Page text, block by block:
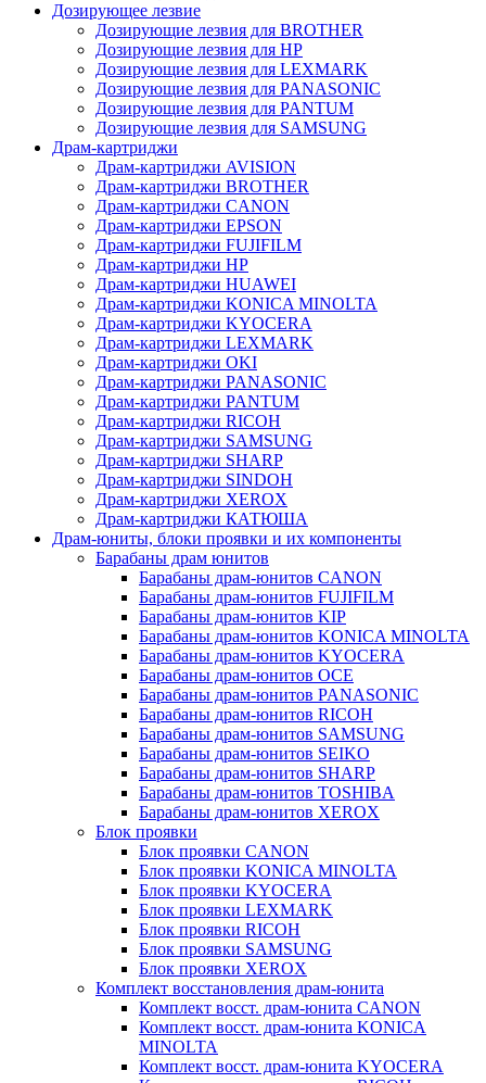
Дозирующее лезвие
Дозирующие лезвия для BROTHER
Дозирующие лезвия для HP
Дозирующие лезвия для LEXMARK
Дозирующие лезвия для PANASONIC
Дозирующие лезвия для PANTUM
Дозирующие лезвия для SAMSUNG
Драм-картриджи
Драм-картриджи AVISION
Драм-картриджи BROTHER
Драм-картриджи CANON
Драм-картриджи EPSON
Драм-картриджи FUJIFILM
Драм-картриджи HP
Драм-картриджи HUAWEI
Драм-картриджи KONICA MINOLTA
Драм-картриджи KYOCERA
Драм-картриджи LEXMARK
Драм-картриджи OKI
Драм-картриджи PANASONIC
Драм-картриджи PANTUM
Драм-картриджи RICOH
Драм-картриджи SAMSUNG
Драм-картриджи SHARP
Драм-картриджи SINDOH
Драм-картриджи XEROX
Драм-картриджи КАТЮША
Драм-юниты, блоки проявки и их компоненты
Барабаны драм юнитов
Барабаны драм-юнитов CANON
Барабаны драм-юнитов FUJIFILM
Барабаны драм-юнитов KIP
Барабаны драм-юнитов KONICA MINOLTA
Барабаны драм-юнитов KYOCERA
Барабаны драм-юнитов OCE
Барабаны драм-юнитов PANASONIC
Барабаны драм-юнитов RICOH
Барабаны драм-юнитов SAMSUNG
Барабаны драм-юнитов SEIKO
Барабаны драм-юнитов SHARP
Барабаны драм-юнитов TOSHIBA
Барабаны драм-юнитов XEROX
Блок проявки
Блок проявки CANON
Блок проявки KONICA MINOLTA
Блок проявки KYOCERA
Блок проявки LEXMARK
Блок проявки RICOH
Блок проявки SAMSUNG
Блок проявки XEROX
Комплект восстановления драм-юнита
Комплект восст. драм-юнита CANON
Комплект восст. драм-юнита KONICA
MINOLTA
Комплект восст. драм-юнита KYOCERA